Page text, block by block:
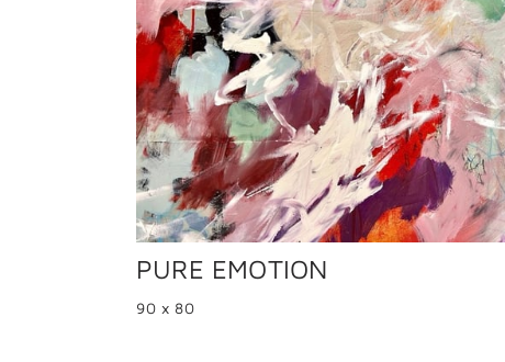
PURE EMOTION
90 x 80